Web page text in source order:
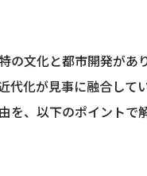
文化と都市開発があり
化が見事に融合してい
、以下のポイントで